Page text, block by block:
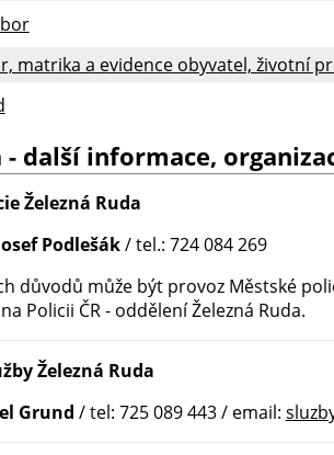
matrika a evidence obyvatel, životní
další informace,
Železná Ruda
Podlešák/ tel.: 724 084 269
důvodů může být provoz Městské
Policii ČR - oddělení Železná Ruda.
Železná Ruda
Grund / tel: 725 089 443 / email: